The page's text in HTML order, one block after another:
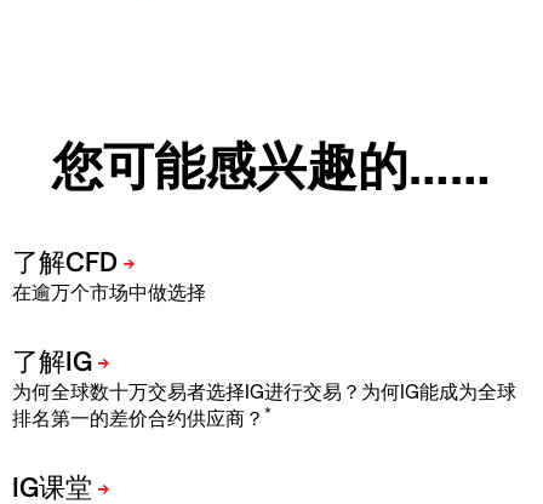
您可能感兴趣的……
在逾万个市场中做选择
为何全球数十万交易者选择IG进行交易？为何IG能成为全球
排名第一的差价合约供应商？ *